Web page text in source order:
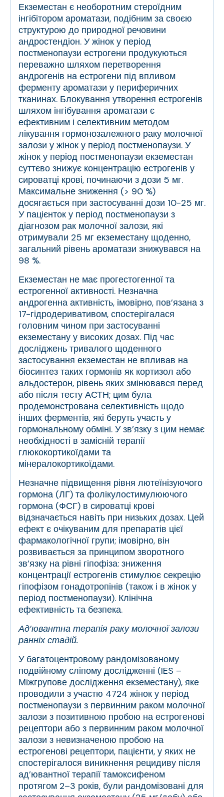
Екземестан є необоротним стероїдним
інгібітором ароматази, подібним за своєю
структурою до природної речовини
андростендіон. У жінок у період
постменопаузи естрогени продукуються
переважно шляхом перетворення
андрогенів на естрогени під впливом
ферменту ароматази у периферичних
тканинах. Блокування утворення естрогенів
шляхом інгібування ароматази є
ефективним і селективним методом
лікування гормонозалежного раку молочної
залози у жінок у період постменопаузи. У
жінок у період постменопаузи екземестан
суттєво знижує концентрацію естрогенів у
сироватці крові, починаючи з дози 5 мг.
Максимальне зниження (> 90 %)
досягається при застосуванні дози 10-25 мг.
У пацієнток у період постменопаузи з
діагнозом рак молочної залози, які
отримували 25 мг екземестану щоденно,
загальний рівень ароматази знижувався на
98 %.
Екземестан не має прогестогенної та
естрогенної активності. Незначна
aндрогенна активність, імовірно, пов’язана з
17-гідродеривативом, спостерігалася
головним чином при застосуванні
екземестану у високих дозах. Під час
досліджень тривалого щоденного
застосування екземестан не впливав на
біосинтез таких гормонів як кортизол або
альдостерон, рівень яких змінювався перед
або після тесту АСТН; цим була
продемонстрована селективність щодо
інших ферментів, які беруть участь у
гормональному обміні. У зв’язку з цим немає
необхідності в замісній терапії
глюкокортикоїдами та
мінералокортикоїдами.
Незначне підвищення рівня лютеїнізуючого
гормона (ЛГ) та фолікулостимулюючого
гормона (ФСГ) в сироватці крові
відзначається навіть при низьких дозах. Цей
ефект є очікуваним для препаратів цієї
фармакологічної групи; імовірно, він
розвивається за принципом зворотного
зв’язку на рівні гіпофіза: зниження
концентрації естрогенів стимулює секрецію
гіпофізом гонадотропінів (також і в жінок у
період постменопаузи). Клінічна
ефективність та безпека.
Ад’ювантна терапія раку молочної залози
ранніх стадій.
У багатоцентровому рандомізованому
подвійному сліпому дослідженні (IES –
Міжгрупове дослідження екземестану), яке
проводили з участю 4724 жінок у період
постменопаузи з первинним раком молочної
залози з позитивною пробою на естрогенові
рецептори або з первинним раком молочної
залози з невизначеною пробою на
естрогенові рецептори, пацієнти, у яких не
спостерігалося виникнення рецидиву після
ад’ювантної терапії тамоксифеном
протягом 2–3 років, були рандомізовані для